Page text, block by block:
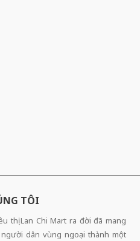
TÔI
thị Lan Chi Mart ra đời đã mang
dân vùng ngoại thành một